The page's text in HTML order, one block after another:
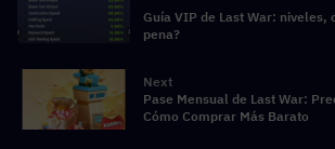
Guía VIP de Last War: niveles,
pena?
Next
Pase Mensual de Last War:
Cómo Comprar Más Barato